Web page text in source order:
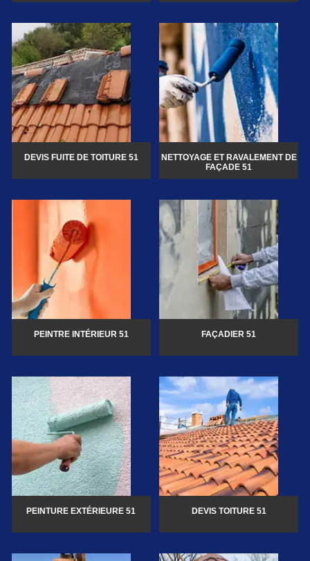
DEVIS FUITE DE TOITURE 51
NETTOYAGE ET RAVALEMENT DE
FAÇADE 51
PEINTRE INTÉRIEUR 51 FAÇADIER 51
PEINTURE EXTÉRIEURE 51 DEVIS TOITURE 51